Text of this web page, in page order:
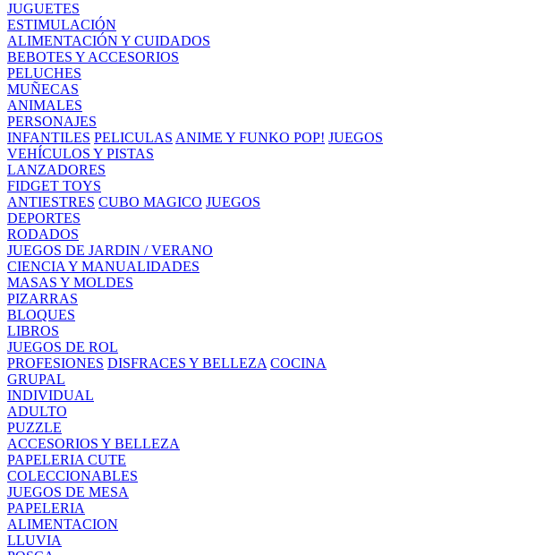
JUGUETES
ESTIMULACIÓN
ALIMENTACIÓN Y CUIDADOS
BEBOTES Y ACCESORIOS
PELUCHES
MUÑECAS
ANIMALES
PERSONAJES
INFANTILES PELICULAS ANIME Y FUNKO POP! JUEGOS
VEHÍCULOS Y PISTAS
LANZADORES
FIDGET TOYS
ANTIESTRES CUBO MAGICO JUEGOS
DEPORTES
RODADOS
JUEGOS DE JARDIN / VERANO
CIENCIA Y MANUALIDADES
MASAS Y MOLDES
PIZARRAS
BLOQUES
LIBROS
JUEGOS DE ROL
PROFESIONES DISFRACES Y BELLEZA COCINA
GRUPAL
INDIVIDUAL
ADULTO
PUZZLE
ACCESORIOS Y BELLEZA
PAPELERIA CUTE
COLECCIONABLES
JUEGOS DE MESA
PAPELERIA
ALIMENTACION
LLUVIA